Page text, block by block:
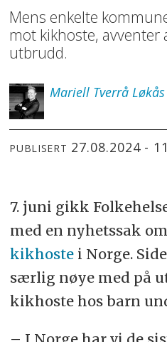
Mens enkelte
mot kikhoste, avventer
utbrudd.
Mariell Tverrå Løkås
PUBLISERT 27.08.2024 -
7. juni gikk
med en nyhetssak om
kikhostei Norge.
særlig nøye med på
kikhoste hos barn